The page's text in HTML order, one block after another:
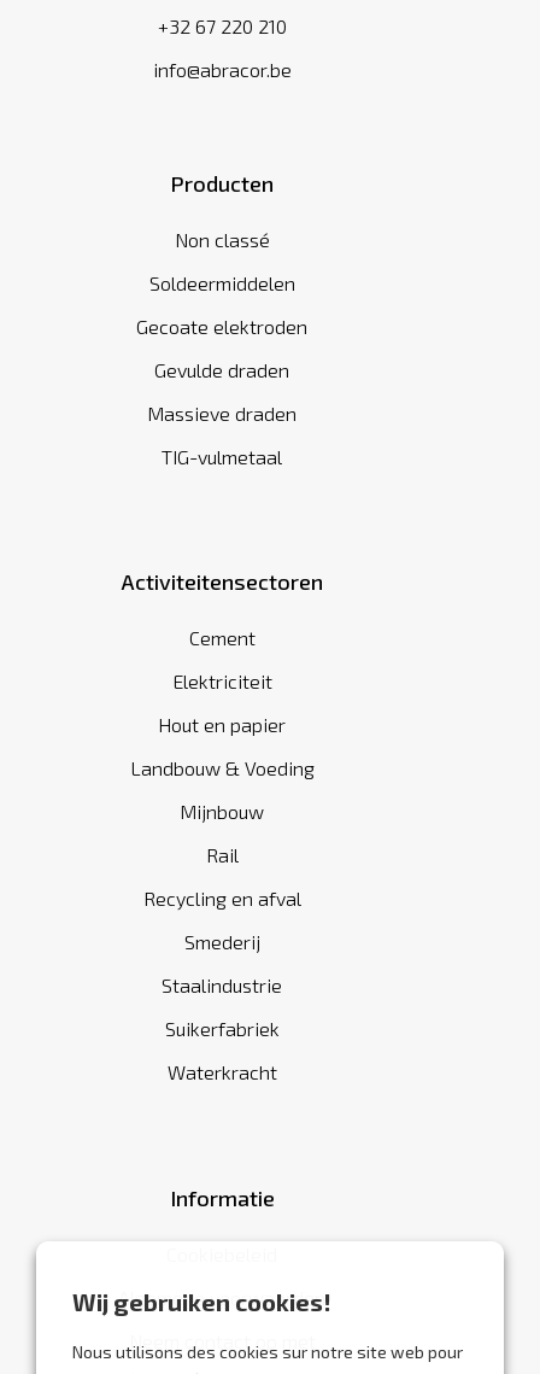
Wij gebruiken cookies!
Nous utilisons des cookies sur notre site web pour
+32 67 220 210
info@abracor.be
Producten
Non classé
Soldeermiddelen
Gecoate elektroden
Gevulde draden
Massieve draden
TIG-vulmetaal
Activiteitensectoren
Cement
Elektriciteit
Hout en papier
Landbouw & Voeding
Mijnbouw
Rail
Recycling en afval
Smederij
Staalindustrie
Suikerfabriek
Waterkracht
Informatie
Algemene voorwaarden
Neem contact op met